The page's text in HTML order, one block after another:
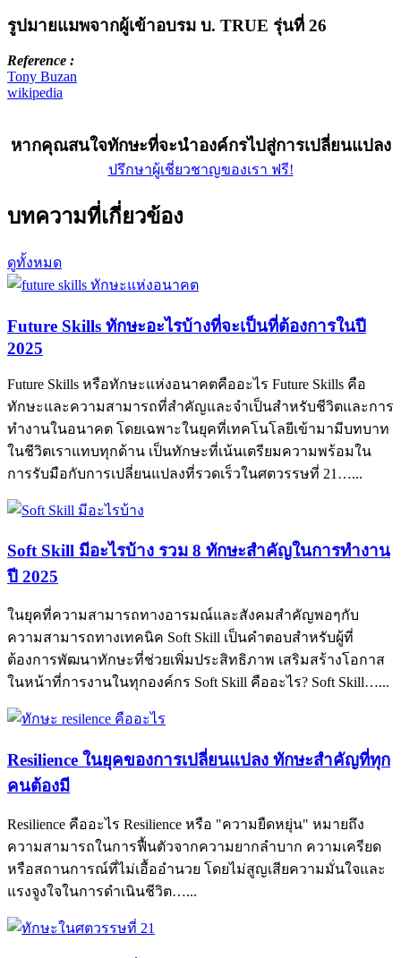
รูปมายแมพจากผู้เข้าอบรม บ. TRUE รุ่นที่ 26
Reference :
Tony Buzan
wikipedia
หากคุณสนใจทักษะที่จะนำองค์กรไปสู่การเปลี่ยนแปลง
ปรึกษาผู้เชี่ยวชาญของเรา ฟรี!
บทความที่เกี่ยวข้อง
ดูทั้งหมด
Future Skills ทักษะอะไรบ้างที่จะเป็นที่ต้องการในปี
2025
Future Skills หรือทักษะแห่งอนาคตคืออะไร Future Skills คือ
ทักษะและความสามารถที่สำคัญและจำเป็นสำหรับชีวิตและการ
ทำงานในอนาคต โดยเฉพาะในยุคที่เทคโนโลยีเข้ามามีบทบาท
ในชีวิตเราแทบทุกด้าน เป็นทักษะที่เน้นเตรียมความพร้อมใน
การรับมือกับการเปลี่ยนแปลงที่รวดเร็วในศตวรรษที่ 21…...
Soft Skill มีอะไรบ้าง รวม 8 ทักษะสำคัญในการทำงาน
ปี 2025
ในยุคที่ความสามารถทางอารมณ์และสังคมสำคัญพอๆกับ
ความสามารถทางเทคนิค Soft Skill เป็นคำตอบสำหรับผู้ที่
ต้องการพัฒนาทักษะที่ช่วยเพิ่มประสิทธิภาพ เสริมสร้างโอกาส
ในหน้าที่การงานในทุกองค์กร Soft Skill คืออะไร? Soft Skill…...
Resilience ในยุคของการเปลี่ยนแปลง ทักษะสำคัญที่ทุก
คนต้องมี
Resilience คืออะไร Resilience หรือ "ความยืดหยุ่น" หมายถึง
ความสามารถในการฟื้นตัวจากความยากลำบาก ความเครียด
หรือสถานการณ์ที่ไม่เอื้ออำนวย โดยไม่สูญเสียความมั่นใจและ
แรงจูงใจในการดำเนินชีวิต…...